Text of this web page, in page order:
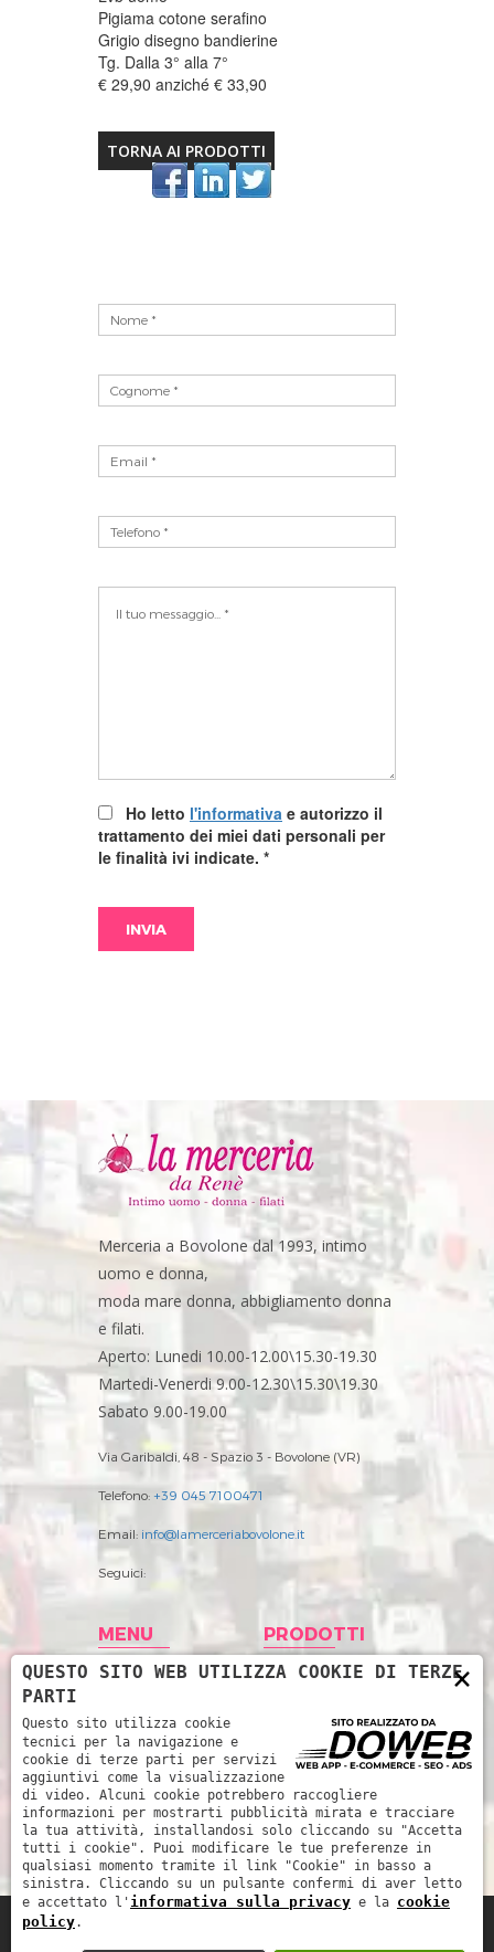
Pigiama cotone serafino
Grigio disegno bandierine
Tg. Dalla 3° alla 7°
€ 29,90 anziché € 33,90
TORNA AI PRODOTTI
Ho letto l'informativa e autorizzo il
trattamento dei miei dati personali per
le finalità ivi indicate. *
Merceria a Bovolone dal 1993, intimo
uomo e donna,
moda mare donna, abbigliamento donna
e filati.
Aperto: Lunedi 10.00-12.00\15.30-19.30
Martedi-Venerdi 9.00-12.30\15.30\19.30
Sabato 9.00-19.00
Via Garibaldi, 48 - Spazio 3 - Bovolone (VR)
Telefono: +39 045 7100471
Email: info@lamerceriabovolone.it
Seguici:
MENU
Home
Storia
Prodotti
News
Contatti
PRODOTTI
Abbigliamento
Accessori merceria
Filati
Intimo Donna
Intimo uomo
Mare
×
QUESTO SITO WEB UTILIZZA COOKIE DI TERZE
PARTI
Questo sito utilizza cookie
tecnici per la navigazione e
cookie di terze parti per servizi
aggiuntivi come la visualizzazione
di video. Alcuni cookie potrebbero raccogliere
informazioni per mostrarti pubblicità mirata e tracciare
la tua attività, installandosi solo cliccando su "Accetta
tutti i cookie". Puoi modificare le tue preferenze in
qualsiasi momento tramite il link "Cookie" in basso a
sinistra. Cliccando su un pulsante confermi di aver letto
e accettato l' informativa sulla privacy e la cookie
policy.